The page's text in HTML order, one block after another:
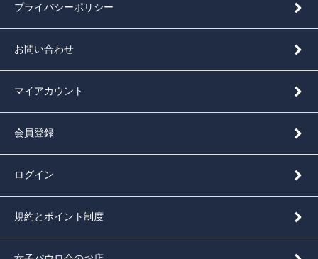
プライバシーポリシー
お問い合わせ
マイアカウント
会員登録
ログイン
規約とポイント制度